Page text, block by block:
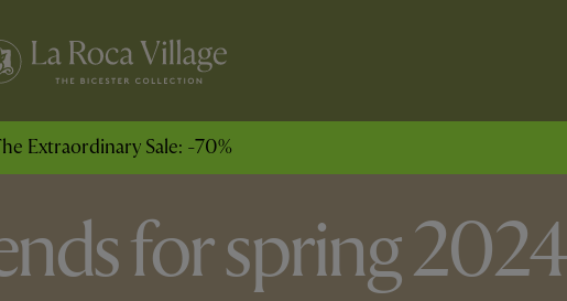
Extraordinary Sale: -70%
for spring 2024